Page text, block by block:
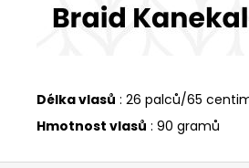
Délka vlasů : 26 palců/65
Hmotnost vlasů : 90 gramů